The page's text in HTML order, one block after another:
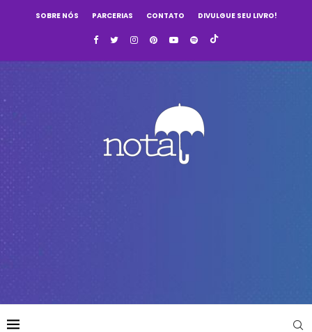
SOBRE NÓS PARCERIAS CONTATO DIVULGUE SEU LIVRO!